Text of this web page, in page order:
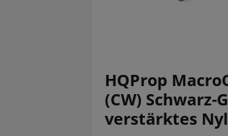
HQProp
(CW) Schwarz-
verstärktes